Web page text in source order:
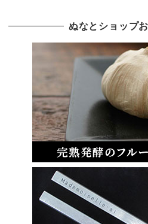
ぬなとショップ